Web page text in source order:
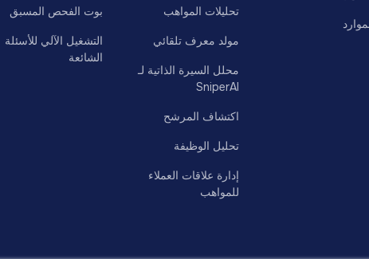
تحليلات المواهب
مولد معرف تلقائي
محلل السيرة الذاتية لـ
SniperAI
اكتشاف المرشح
تحليل الوظيفة
إدارة علاقات العملاء
للمواهب
بوت الفحص المسبق
التشغيل الآلي للأسئلة
الشائعة